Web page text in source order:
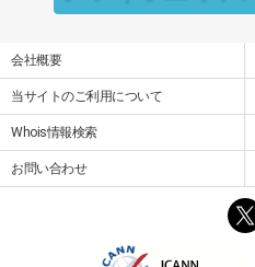
会社概要
当サイトのご利用について
Whois情報検索
お問い合わせ